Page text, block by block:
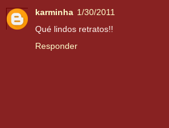
karminha 1/30/2011
Qué lindos retratos!!
Responder